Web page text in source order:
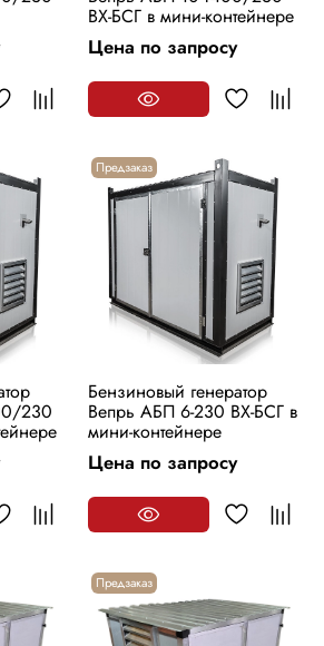
ВХ-БСГ в мини-контейнере
Цена по запросу
230
Предзаказ
Бензиновый генератор
Вепрь АБП 6-230 ВХ-БСГ в
мини-контейнере
Цена по запросу
Предзаказ